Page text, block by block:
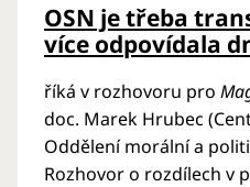
OSN je třeba
více odpovídala
říká v rozhovoru pro
doc. Marek Hrubec
Oddělení morální a
Rozhovor o rozdílech v